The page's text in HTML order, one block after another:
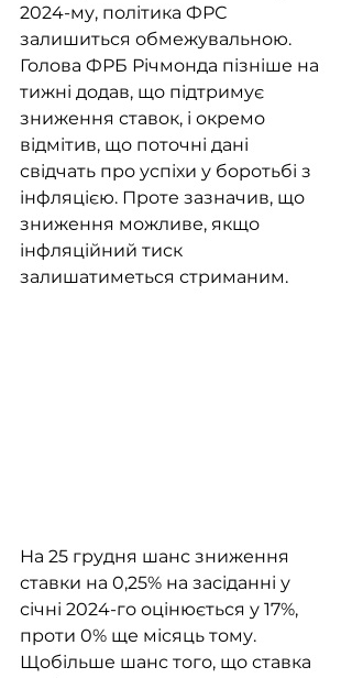
2024-му, політика ФРС
залишиться обмежувальною.
Голова ФРБ Річмонда пізніше на
тижні додав, що підтримує
зниження ставок, і окремо
відмітив, що поточні дані
свідчать про успіхи у боротьбі з
інфляцією. Проте зазначив, що
зниження можливе, якщо
інфляційний тиск
залишатиметься стриманим.
На 25 грудня шанс зниження
ставки на 0,25% на засіданні у
січні 2024-го оцінюється у 17%,
проти 0% ще місяць тому.
Щобільше шанс того, що ставка